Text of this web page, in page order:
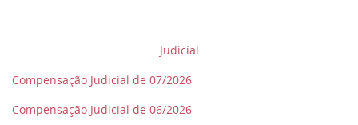
Judicial
Compensação Judicial de 07/2026
Compensação Judicial de 06/2026